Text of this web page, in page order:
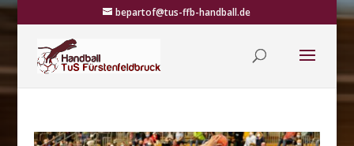
bepartof@tus-ffb-handball.de